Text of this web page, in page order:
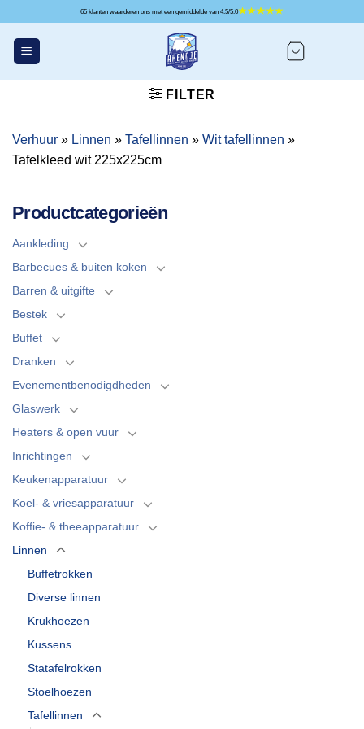
inhoud
65 klanten waarderen ons met een gemiddelde van 4.5/5.0
FILTER
Verhuur » Linnen » Tafellinnen » Wit tafellinnen »
Tafelkleed wit 225x225cm
Productcategorieën
Aankleding
Barbecues & buiten koken
Barren & uitgifte
Bestek
Buffet
Dranken
Evenementbenodigdheden
Glaswerk
Heaters & open vuur
Inrichtingen
Keukenapparatuur
Koel- & vriesapparatuur
Koffie- & theeapparatuur
Linnen
Buffetrokken
Diverse linnen
Krukhoezen
Kussens
Statafelrokken
Stoelhoezen
Tafellinnen